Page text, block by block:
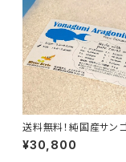
送料無料！純国産サン
aguni Aragonite
e-Salt / 20kg】
¥30,800